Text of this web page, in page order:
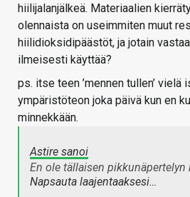
hiilijalanjälkeä. Materiaalien
olennaista on useimmiten muut
hiilidioksidipäästöt, ja jotain
ilmeisesti käyttää?
ps. itse teen ’mennen tullen’ vielä
ympäristöteon joka päivä kun en
minnekkään.
Astire sanoi
En ole tällaisen pikkunäpertelyn
Napsauta laajentaaksesi…